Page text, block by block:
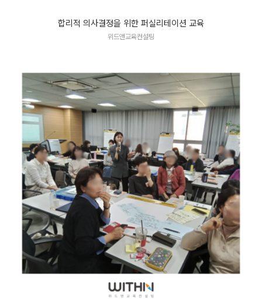
합리적 의사결정을 위한 퍼실리테이션 교육
위드앤교육컨설팅